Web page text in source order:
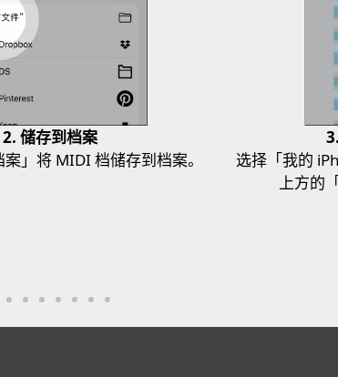
2. 储存到档案
」将 MIDI 档储存到档案。
选择「我的
上方的